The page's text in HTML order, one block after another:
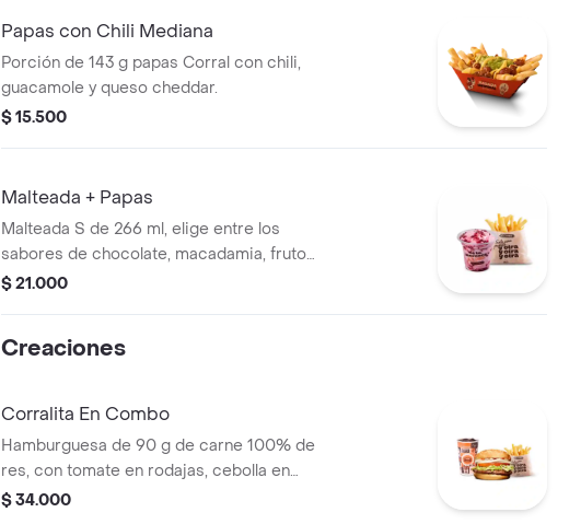
Papas con Chili Mediana
Porción de 143 g papas Corral con chili,
guacamole y queso cheddar.
$ 15.500
Malteada + Papas
Malteada S de 266 ml, elige entre los
sabores de chocolate, macadamia, frutos
del bosque, vainilla o Café + papas
de entrega.
$ 21.000
Creaciones
Corralita En Combo
Hamburguesa de 90 g de carne 100% de
res, con tomate en rodajas, cebolla en
rodajas, lechuga, salsa blanca y salsa de
$ 34.000